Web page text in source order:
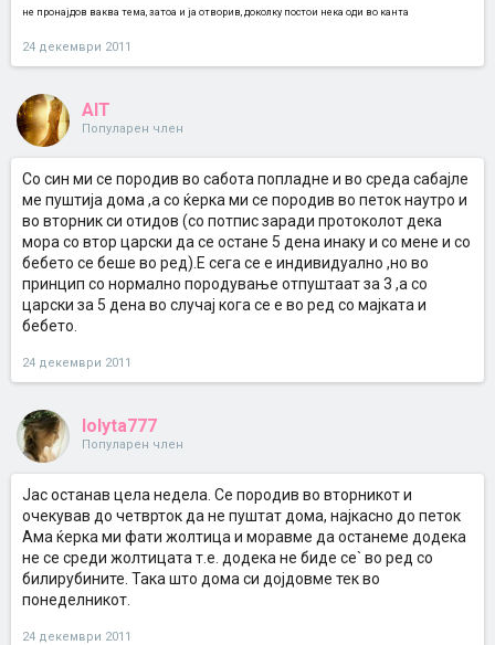
не пронајдов ваква тема, затоа и ја отворив, доколку постои нека оди во канта
24 декември 2011
AIT
Популарен член
Со син ми се породив во сабота попладне и во среда сабајле
ме пуштија дома ,а со ќерка ми се породив во петок наутро и
во вторник си отидов (со потпис заради протоколот дека
мора со втор царски да се остане 5 дена инаку и со мене и со
бебето се беше во ред).Е сега се е индивидуално ,но во
принцип со нормално породување отпуштаат за 3 ,а со
царски за 5 дена во случај кога се е во ред со мајката и
бебето.
24 декември 2011
lolyta777
Популарен член
Јас останав цела недела. Се породив во вторникот и
очекував до четврток да не пуштат дома, најкасно до петок
Ама ќерка ми фати жолтица и моравме да останеме додека
не се среди жолтицата т.е. додека не биде се` во ред со
билирубините. Така што дома си дојдовме тек во
понеделникот.
24 декември 2011